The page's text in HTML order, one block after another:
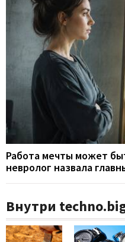
Работа мечты может
невролог назвала
Внутри